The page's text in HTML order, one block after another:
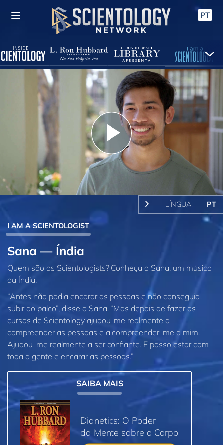
PT
Play
LÍNGUA: PT
I AM A SCIENTOLOGIST
Sana — Índia
Quem são os Scientologists? Conheça o Sana, um músico
da Índia.
“Antes não podia encarar as pessoas e não conseguia
subir ao palco”, disse o Sana. “Mas depois de fazer os
cursos de Scientology ajudou‑me realmente a
compreender as pessoas e a compreender‑me a mim.
Ajudou‑me realmente a ser confiante. E posso estar com
toda a gente e encarar as pessoas.”
SAIBA MAIS
Dianetics: O Poder
da Mente sobre o Corpo